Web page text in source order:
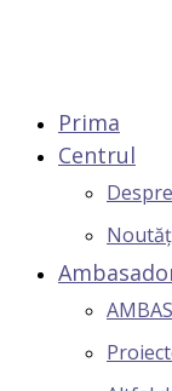
Prima
Centrul